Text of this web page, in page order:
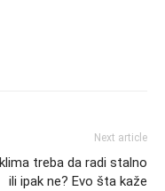
Next article
treba da radi stalno
ili ipak ne? Evo šta kaže